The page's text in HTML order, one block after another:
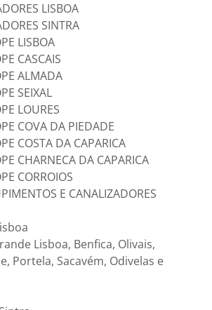
LISBOA
SINTRA
LISBOA
CASCAIS
ALMADA
SEIXAL
LOURES
COVA DA PIEDADE
COSTA DA CAPARICA
CHARNECA DA CAPARICA
CORROIOS
E CANALIZADORES
Lisboa, Benfica, Olivais,
Portela, Sacavém, Odivelas e